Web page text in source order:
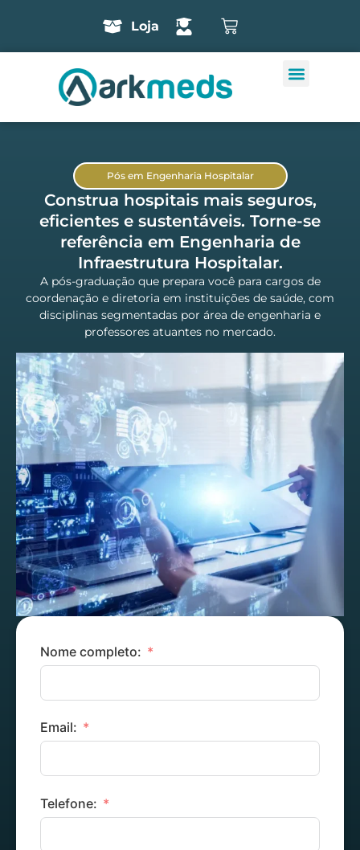
Loja
Pós em Engenharia Hospitalar
Construa hospitais mais seguros,
eficientes e sustentáveis. Torne-se
referência em Engenharia de
Infraestrutura Hospitalar.
A pós-graduação que prepara você para cargos de
coordenação e diretoria em instituições de saúde, com
disciplinas segmentadas por área de engenharia e
professores atuantes no mercado.
Nome completo:
Email:
Telefone: